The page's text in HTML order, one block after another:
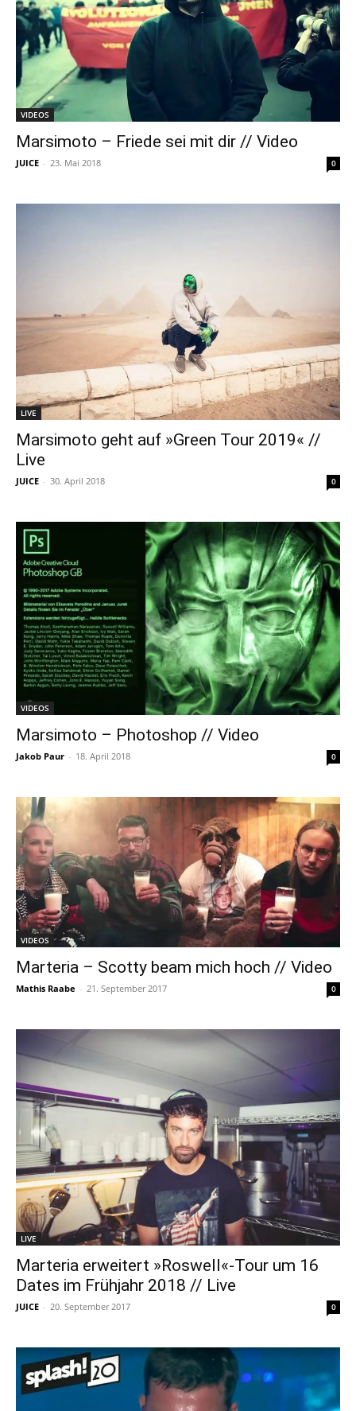
VIDEOS
Marsimoto – Friede sei mit dir // Video
JUICE - 23. Mai 2018 0
LIVE
Marsimoto geht auf »Green Tour 2019« //
Live
JUICE - 30. April 2018 0
VIDEOS
Marsimoto – Photoshop // Video
Jakob Paur - 18. April 2018 0
VIDEOS
Marteria – Scotty beam mich hoch // Video
Mathis Raabe - 21. September 2017 0
LIVE
Marteria erweitert »Roswell«-Tour um 16
Dates im Frühjahr 2018 // Live
JUICE - 20. September 2017 0